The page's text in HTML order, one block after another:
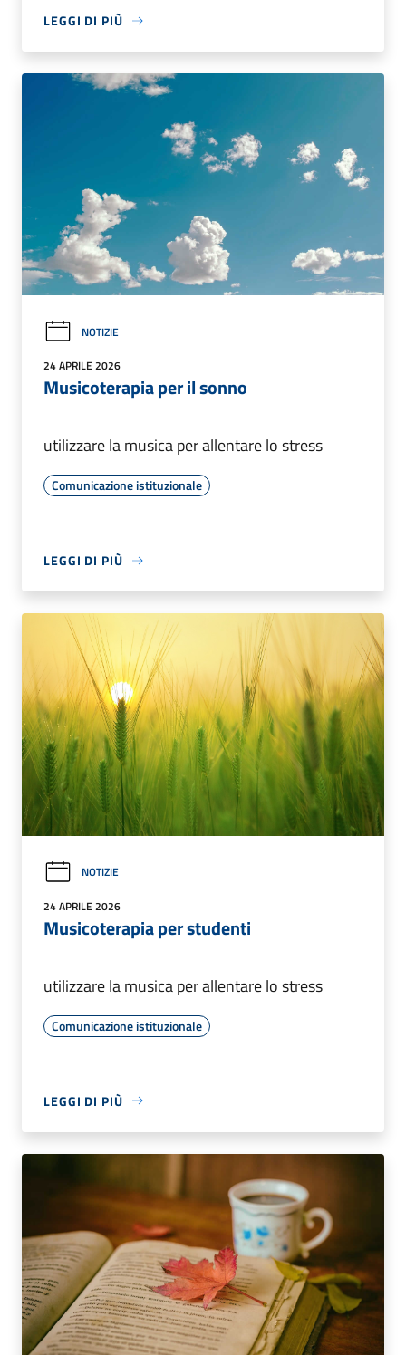
LEGGI DI PIÙ
NOTIZIE
24 APRILE 2026
Musicoterapia per il sonno
utilizzare la musica per allentare lo stress
Comunicazione istituzionale
LEGGI DI PIÙ
NOTIZIE
24 APRILE 2026
Musicoterapia per studenti
utilizzare la musica per allentare lo stress
Comunicazione istituzionale
LEGGI DI PIÙ